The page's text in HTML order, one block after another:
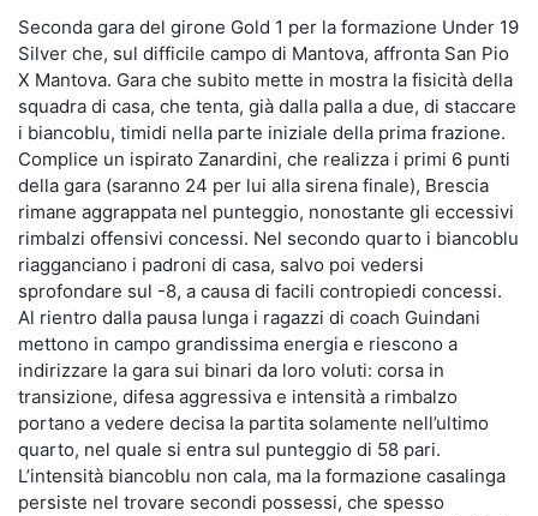
Seconda gara del girone Gold 1 per la formazione Under 19
Silver che, sul difficile campo di Mantova, affronta San Pio
X Mantova. Gara che subito mette in mostra la fisicità della
squadra di casa, che tenta, già dalla palla a due, di staccare
i biancoblu, timidi nella parte iniziale della prima frazione.
Complice un ispirato Zanardini, che realizza i primi 6 punti
della gara (saranno 24 per lui alla sirena finale), Brescia
rimane aggrappata nel punteggio, nonostante gli eccessivi
rimbalzi offensivi concessi. Nel secondo quarto i biancoblu
riagganciano i padroni di casa, salvo poi vedersi
sprofondare sul -8, a causa di facili contropiedi concessi.
Al rientro dalla pausa lunga i ragazzi di coach Guindani
mettono in campo grandissima energia e riescono a
indirizzare la gara sui binari da loro voluti: corsa in
transizione, difesa aggressiva e intensità a rimbalzo
portano a vedere decisa la partita solamente nell’ultimo
quarto, nel quale si entra sul punteggio di 58 pari.
L’intensità biancoblu non cala, ma la formazione casalinga
persiste nel trovare secondi possessi, che spesso